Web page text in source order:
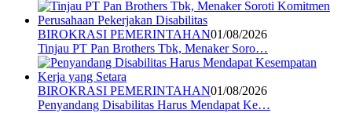
BIROKRASI PEMERINTAHAN01/08/2026
Tinjau PT Pan Brothers Tbk, Menaker Soro…
BIROKRASI PEMERINTAHAN01/08/2026
Penyandang Disabilitas Harus Mendapat Ke…